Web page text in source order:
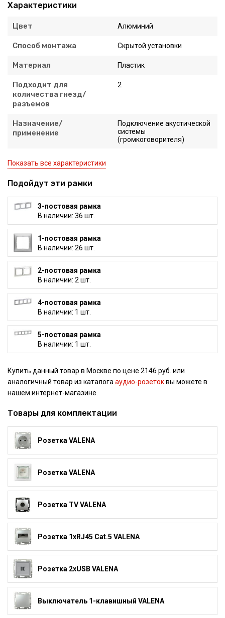
Характеристики
Цвет Алюминий
Способ монтажа Скрытой установки
Материал Пластик
Подходит для
количества гнезд/
разъемов
2
Назначение/
применение
Подключение акустической
системы
(громкоговорителя)
Показать все характеристики
Подойдут эти рамки
3-постовая рамка
В наличии: 36 шт.
1-постовая рамка
В наличии: 26 шт.
2-постовая рамка
В наличии: 2 шт.
4-постовая рамка
В наличии: 1 шт.
5-постовая рамка
В наличии: 1 шт.
Купить данный товар в Москве по цене 2146 руб. или
аналогичный товар из каталогааудио-розетоквы можете в
нашем интернет-магазине.
Товары для комплектации
Розетка VALENA
Розетка VALENA
Розетка TV VALENA
Розетка 1xRJ45 Cat.5 VALENA
Розетка 2xUSB VALENA
Выключатель 1-клавишный VALENA